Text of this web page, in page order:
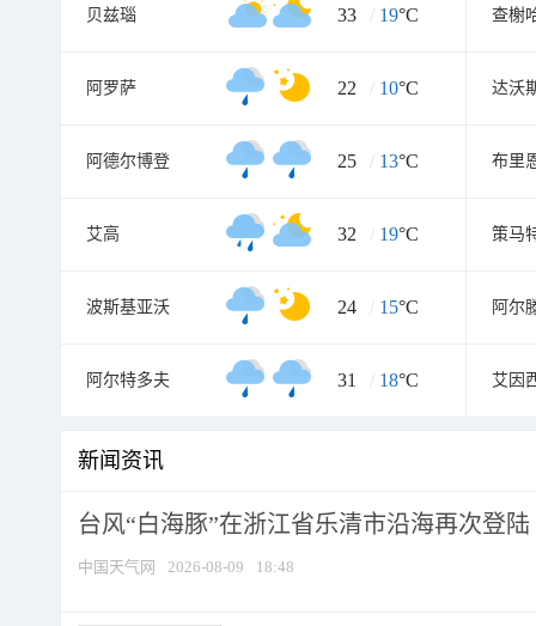
贝兹瑙 33 / 19°C 查榭
阿罗萨 22 / 10°C 达沃
阿德尔博登 25 / 13°C 布里
艾高 32 / 19°C 策马
波斯基亚沃 24 / 15°C 阿尔
阿尔特多夫 31 / 18°C 艾因
新闻资讯
台风“白海豚”在浙江省乐清市沿海再次登陆
中国天气网 2026-08-09 18:48